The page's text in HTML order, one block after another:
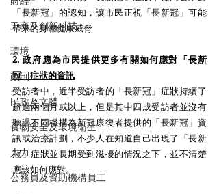
工商及創新科技
環境
政制
民政及文體
食物安全及環境衛生
人力
公務員及資助機構員工
「長新冠」的認知，讓市民正視「長新冠」可能
帶來的身體健康威脅
2. 政府應為市民提供更多有關如何應對「長新
冠」症狀的資訊
受訪者中，近半受訪者的「長新冠」症狀持續了
超過兩個月或以上，但是其中四成受訪者並沒有
聽過不同機構為新冠康復者提供的「長新冠」資
訊或治療計劃，不少人在知道自己出現了「長新
冠」症狀並長期受到滋擾的情況之下，並不清楚
應該如何應對。